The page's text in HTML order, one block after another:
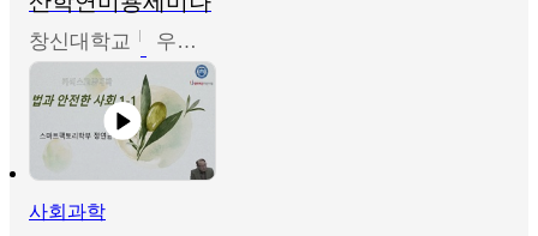
창신대학교 우미옥,오윤경,박선이
사회과학